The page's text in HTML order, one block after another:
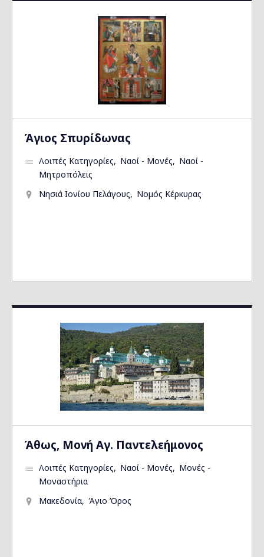
Άγιος Σπυρίδωνας
Λοιπές Κατηγορίες Ναοί - Μονές
Ναοί -
Μητροπόλεις
Νησιά Ιονίου Πελάγους
Νομός Κέρκυρας
Άθως, Μονή Αγ. Παντελεήμονος
Λοιπές Κατηγορίες Ναοί - Μονές
Μονές -
Μοναστήρια
Μακεδονία
Άγιο Όρος